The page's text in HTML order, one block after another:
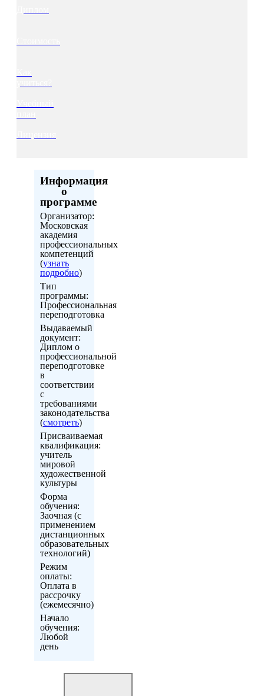
Информация
о
программе
Организатор:
Московская
академия
профессиональных
компетенций
(узнать
подробно)
Тип
программы:
Профессиональная
переподготовка
Выдаваемый
документ:
Диплом о
профессиональной
переподготовке
в
соответствии
с
требованиями
законодательства
(смотреть)
Присваиваемая
квалификация:
учитель
мировой
художественной
культуры
Форма
обучения:
Заочная (с
применением
дистанционных
образовательных
технологий)
Режим
оплаты:
Оплата в
рассрочку
(ежемесячно)
Начало
обучения:
Любой
день